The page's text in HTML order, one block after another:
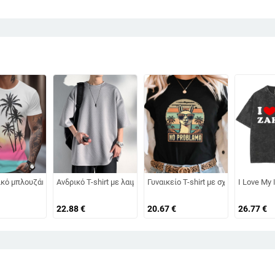
με γιακά, επαγγελματικό στυλ
T-shirt με φαρδιά στρογγυλή λαιμόκοψη, ανδρικό μοντέρνο
μπλουζάκι Street Fashion Cross-Border της Amazon, casual, σπορ, 3D
Ανδρικό T-shirt με λαιμόκοψη crewneck, 3/4 μανίκια,
22.88€
Γυναικείο T-shirt με σχέδιο No
20.67€
I Love My
26.77€